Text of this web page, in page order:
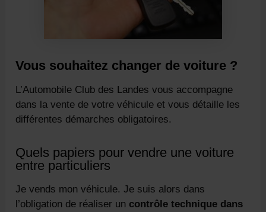
Vous souhaitez changer de voiture ?
L’Automobile Club des Landes vous accompagne
dans la vente de votre véhicule et vous détaille les
différentes démarches obligatoires.
Quels papiers pour vendre une voiture
entre particuliers
Je vends mon véhicule. Je suis alors dans
l’obligation de réaliser un contrôle technique dans